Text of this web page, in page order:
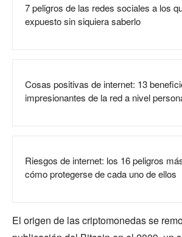
7 peligros de las redes sociales a los
expuesto sin siquiera saberlo
Cosas positivas de internet: 13
impresionantes de la red a nivel
Riesgos de internet: los 16 peligros
cómo protegerse de cada uno de ellos
El origen de las criptomonedas se